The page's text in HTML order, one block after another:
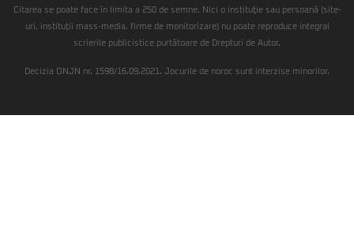
Citarea se poate face în limita a 250 de semne. Nici o instituţie sau persoană (site-
uri, instituţii mass-media, firme de monitorizare) nu poate reproduce integral
scrierile publicistice purtătoare de Drepturi de Autor.
Decizia ONJN nr. 1598/16.09.2021. Jocurile de noroc sunt interzise minorilor.